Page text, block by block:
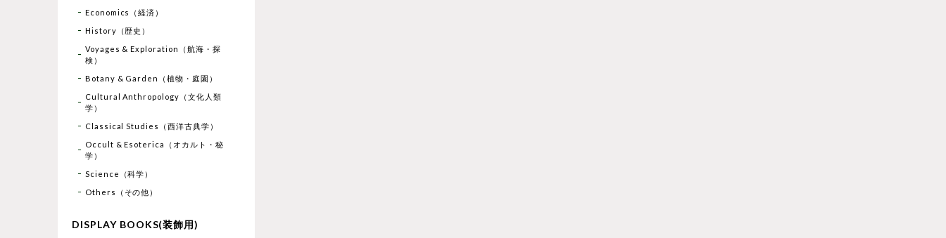
Economics（経済）
History（歴史）
Voyages & Exploration（航海・探
検）
Botany & Garden（植物・庭園）
Cultural Anthropology（文化人類
学）
Classical Studies（西洋古典学）
Occult & Esoterica（オカルト・秘
学）
Science（科学）
Others（その他）
DISPLAY BOOKS(装飾用)